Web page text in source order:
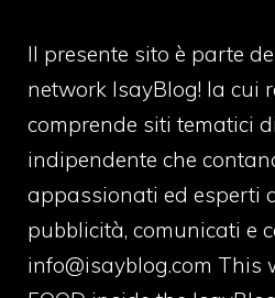
Il presente sito è parte
network IsayBlog! la cui
comprende siti tematici
indipendente che
appassionati ed esperti
pubblicità, comunicati e
info@isayblog.com This